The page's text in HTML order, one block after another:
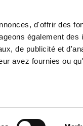
d'offrir des
également des
de publicité et
avez fournies ou
e buffet
pasto